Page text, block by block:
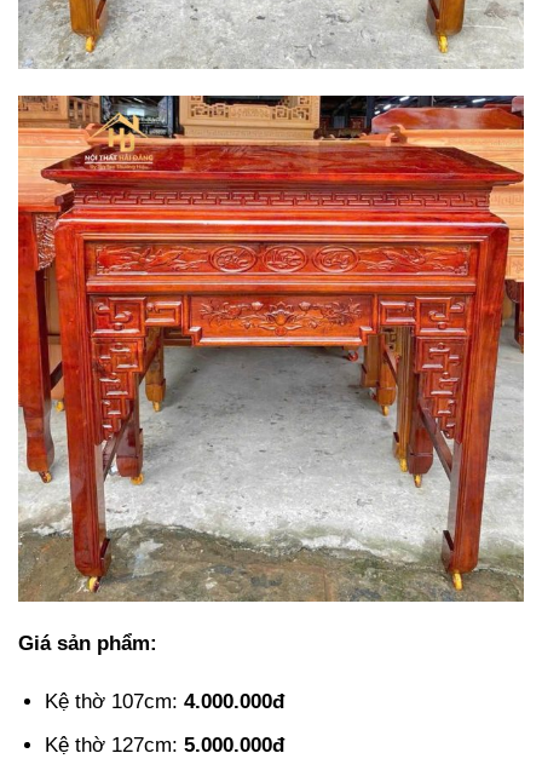
Giá sản phẩm:
Kệ thờ 107cm: 4.000.000đ
Kệ thờ 127cm: 5.000.000đ